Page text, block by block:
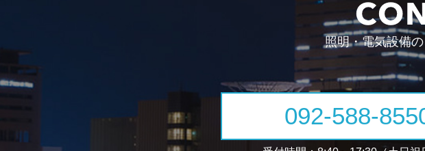
照明・電気設備
092-588-